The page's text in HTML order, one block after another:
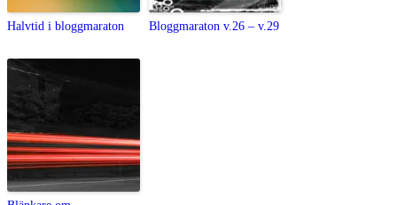
Halvtid i bloggmaraton Bloggmaraton v.26 – v.29